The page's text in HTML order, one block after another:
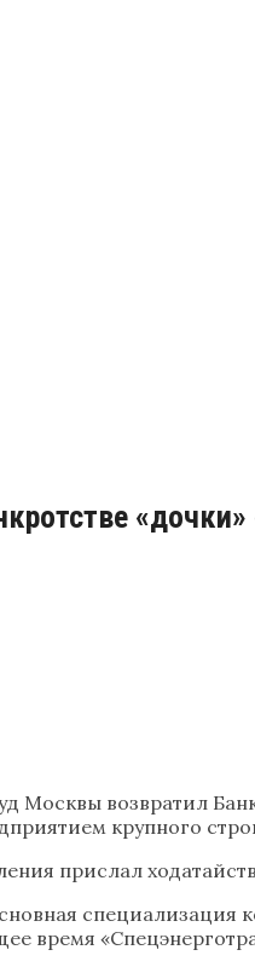
«дочки»
Москвы возвратил
крупного
прислал
время